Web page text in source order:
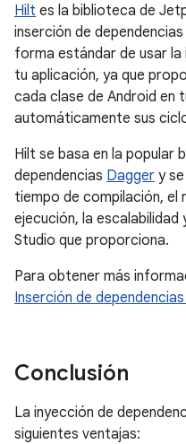
Hilt es la biblioteca de
inserción de
forma estándar de usar la
tu aplicación, ya que
cada clase de Android en
automáticamente sus
Hilt se basa en la popular
dependencias Dagger y
tiempo de compilación, el
ejecución, la
Studio que proporciona.
Para obtener más
Inserción de
Conclusión
La inyección de
siguientes ventajas: